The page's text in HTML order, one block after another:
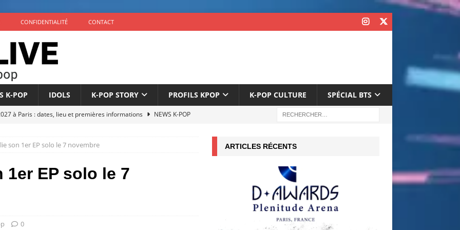
CONFIDENTIALITÉ CONTACT
K-POP IDOLS K-POP STORY PROFILS KPOP K-POP CULTURE SPÉCIAL BTS
à Paris : dates, lieu et premières informations
NEWS K-POP
son comeback avec l’EP ‘The Phase’ le 4 septembre
son 1er EP solo le 7 novembre
EP solo le 7
0
ARTICLES RÉCENTS